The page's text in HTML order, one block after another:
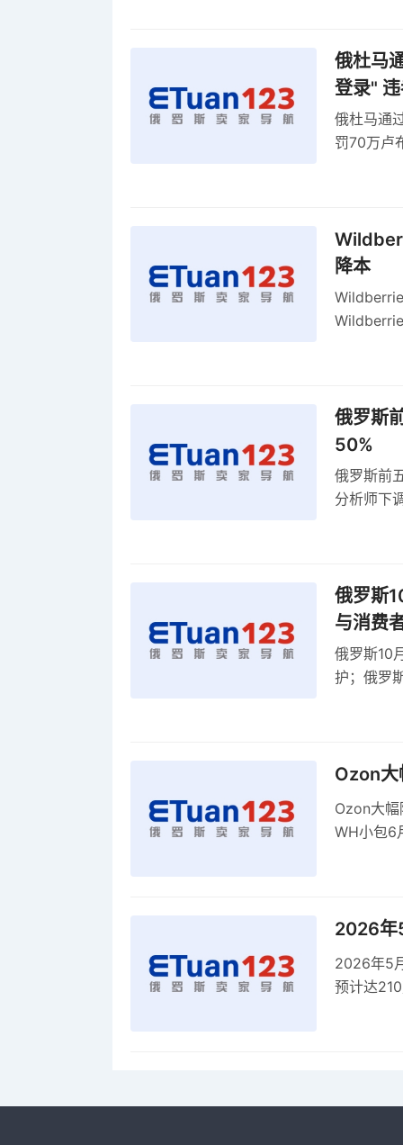
俄杜马
登录"
俄杜马通
罚70万卢
降本
俄罗斯
50%
俄罗斯前
分析师下
俄罗斯
与消费
俄罗斯10
护；俄罗
Ozon大
Ozon大
WH小包6
2026年
2026年5
预计达